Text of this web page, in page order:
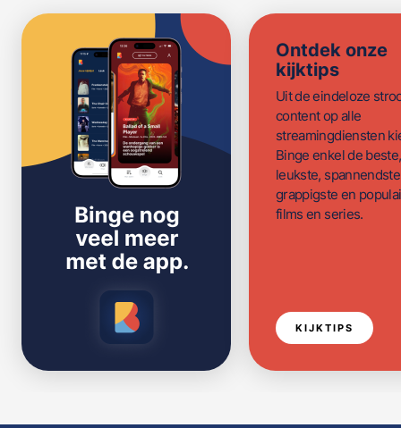
Ontdek onze
kijktips
Uit de eindeloze
content op alle
streamingdiensten
Binge enkel de beste,
leukste,
grappigste en
films en series.
KIJKTIPS